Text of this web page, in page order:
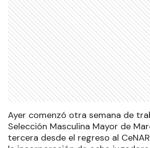
Ayer comenzó otra semana de
Selección Masculina Mayor de
tercera desde el regreso al